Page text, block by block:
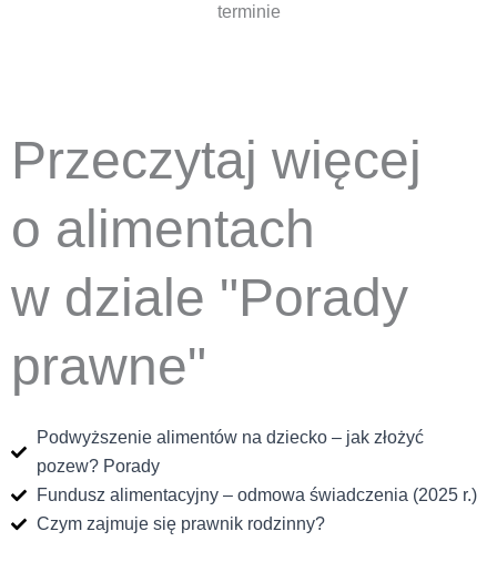
terminie
Przeczytaj więcej
o alimentach
w dziale "Porady
prawne"
Podwyższenie alimentów na dziecko – jak złożyć
pozew? Porady
Fundusz alimentacyjny – odmowa świadczenia (2025 r.)
Czym zajmuje się prawnik rodzinny?